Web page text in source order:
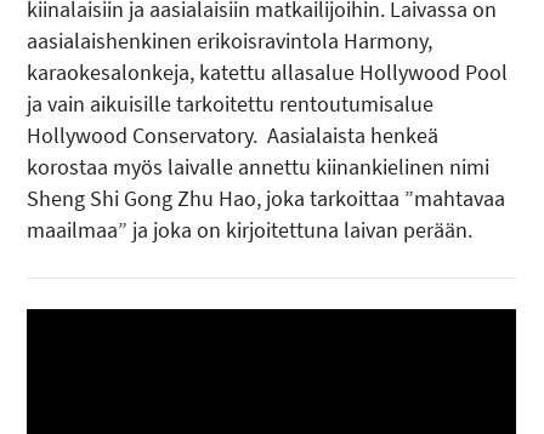
kiinalaisiin ja aasialaisiin matkailijoihin. Laivassa on
aasialaishenkinen erikoisravintola Harmony,
karaokesalonkeja, katettu allasalue Hollywood Pool
ja vain aikuisille tarkoitettu rentoutumisalue
Hollywood Conservatory. Aasialaista henkeä
korostaa myös laivalle annettu kiinankielinen nimi
Sheng Shi Gong Zhu Hao, joka tarkoittaa ”mahtavaa
maailmaa” ja joka on kirjoitettuna laivan perään.